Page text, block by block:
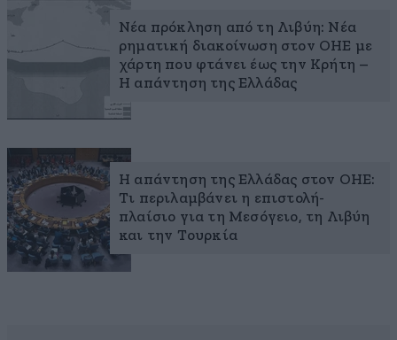
Νέα πρόκληση από τη Λιβύη: Νέα
ρηματική διακοίνωση στον ΟΗΕ με
χάρτη που φτάνει έως την Κρήτη –
Η απάντηση της Ελλάδας
Η απάντηση της Ελλάδας στον ΟΗΕ:
Τι περιλαμβάνει η επιστολή-
πλαίσιο για τη Μεσόγειο, τη Λιβύη
και την Τουρκία